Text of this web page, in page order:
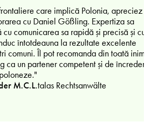
care implică Polonia, apreciez
cu Daniel Gößling. Expertiza sa
comunicarea sa rapidă și precisă și cu
întotdeauna la rezultate excelente
comuni. Îl pot recomanda din toată
ca un partener competent și de
M.C.L.talas Rechtsanwälte